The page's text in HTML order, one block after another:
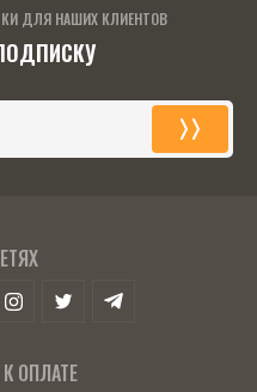
ДЛЯ НАШИХ КЛИЕНТОВ
ОПЛАТЕ